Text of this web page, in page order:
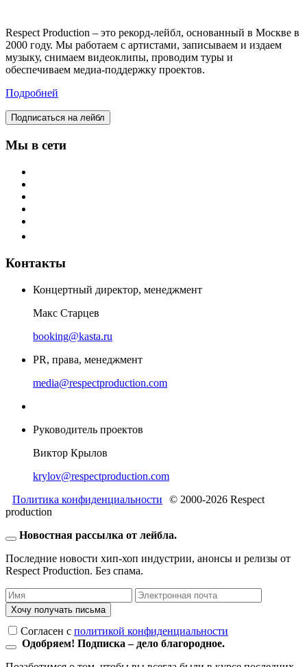
Respect Production – это рекорд-лейбл, основанный в Москве в
2000 году. Мы работаем с артистами, записываем и издаем
музыку, снимаем видеоклипы, проводим туры и
обеспечиваем медиа-поддержку проектов.
Подробней
Подписаться на лейбл
Мы в сети
Контакты
Концертный директор, менеджмент
Макс Старцев
booking@kasta.ru
PR, права, менеджмент
media@respectproduction.com
Руководитель проектов
Виктор Крылов
krylov@respectproduction.com
Политика конфиденциальности
© 2000-2026 Respect
production
Новостная рассылка от лейбла.
Последние новости хип-хоп индустрии, анонсы и релизы от
Respect Production. Без спама.
Хочу получать письма
Согласен c политикой конфиденциальности
Одобряем! Подписка – дело благородное.